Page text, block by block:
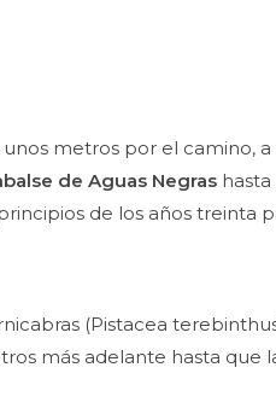
metros por el camino,
de Aguas Negras
de los años treinta
(Pistacea
más adelante hasta